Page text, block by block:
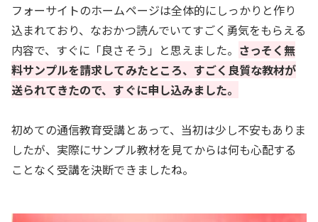
フォーサイトのホームページは全体的にしっかりと作り
込まれており、なおかつ読んでいてすごく勇気をもらえる
内容で、すぐに「良さそう」と思えました。 さっそく無
料サンプルを請求してみたところ、すごく良質な教材が
送られてきたので、すぐに申し込みました。
初めての通信教育受講とあって、当初は少し不安もありま
したが、実際にサンプル教材を見てからは何も心配する
ことなく受講を決断できましたね。